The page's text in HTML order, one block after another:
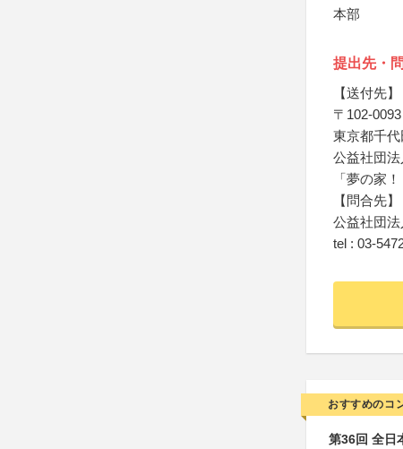
本部
提出先・
【送付先】
〒102-0093
東京都千
公益社団
「夢の家
【問合先】
公益社団
tel : 03-
おすすめのコ
第36回 全日